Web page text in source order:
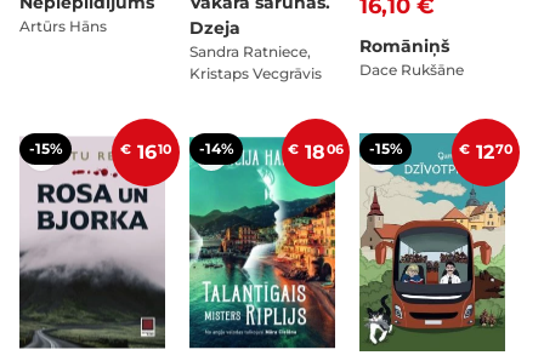
Artūrs Hāns
Dzeja
Sandra Ratniece,
Kristaps Vecgrāvis
16,10 €
Romāniņš
Dace Rukšāne
-15% € 1610 -14% € 1806 -15% € 1270